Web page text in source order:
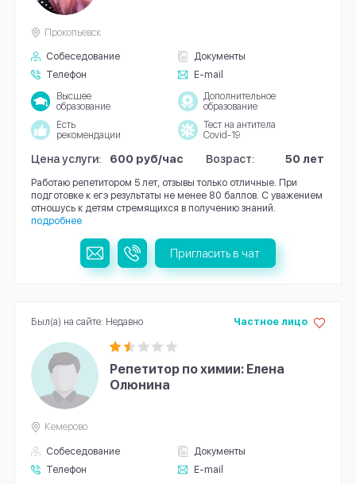
Собеседование
Документы
Телефон
E-mail
Прокопьевск
Высшее
образование
Дополнительное
образование
Есть
рекомендации
Тест на антитела
Covid-19
Цена услуги: 600 руб/час Возраст: 50 лет
Работаю репетитором 5 лет, отзывы только отличные. При
подготовке к егэ результаты не менее 80 баллов. С уважением
отношусь к детям стремящихся в получению знаний.
подробнее
Пригласить в чат
Репетитор по химии: Елена
Олюнина
Собеседование
Документы
Телефон
E-mail
Частное лицо
Кемерово
Был(а) на сайте: Недавно